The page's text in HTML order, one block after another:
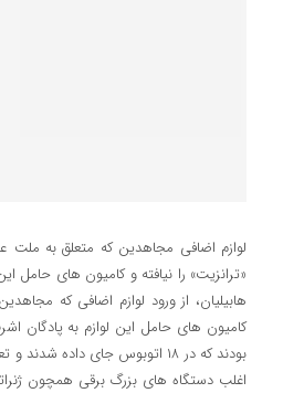
لوازم اضافی مجاهدین که متعلق به
«ترانزیت» را نیافته و کامیون های حامل
هابیلیان، از ورود لوازم اضافی که
اغلب دستگاه های بزرگ برقی همچون